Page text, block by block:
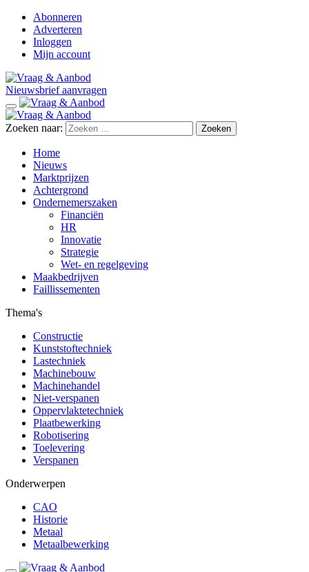
Abonneren
Adverteren
Inloggen
Mijn account
Nieuwsbrief aanvragen
Zoeken naar:
Home
Nieuws
Marktprijzen
Achtergrond
Ondernemerszaken
Financiën
HR
Innovatie
Strategie
Wet- en regelgeving
Maakbedrijven
Faillissementen
Thema's
Constructie
Kunststoftechniek
Lastechniek
Machinebouw
Machinehandel
Niet-verspanen
Oppervlaktetechniek
Plaatbewerking
Robotisering
Toelevering
Verspanen
Onderwerpen
CAO
Historie
Metaal
Metaalbewerking